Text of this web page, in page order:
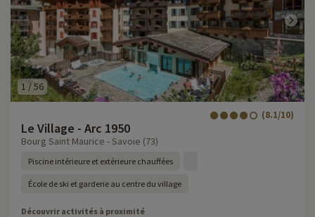
1 /56
Le Village - Arc 1950
(8.1/10)
Bourg Saint Maurice - Savoie (73)
Piscine intérieure et extérieure chauffées
École de ski et garderie au centre du village
Découvrir activités à proximité